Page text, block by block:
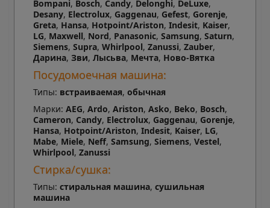
Bompani, Bosch, Candy, Delonghi, DeLuxe,
Desany, Electrolux, Gaggenau, Gefest, Gorenje,
Greta, Hansa, Hotpoint/Ariston, Indesit, Kaiser,
LG, Maxwell, Nord, Panasonic, Samsung, Saturn,
Siemens, Supra, Whirlpool, Zanussi, Zauber,
Дарина, Зви, Лысьва, Мечта, Ново-Вятка
Посудомоечная машина:
Типы: встраиваемая, обычная
Марки: AEG, Ardo, Ariston, Asko, Beko, Bosch,
Cameron, Candy, Electrolux, Gaggenau, Gorenje,
Hansa, Hotpoint/Ariston, Indesit, Kaiser, LG,
Mabe, Miele, Neff, Samsung, Siemens, Vestel,
Whirlpool, Zanussi
Стирка/сушка:
Типы: стиральная машина, сушильная
машина